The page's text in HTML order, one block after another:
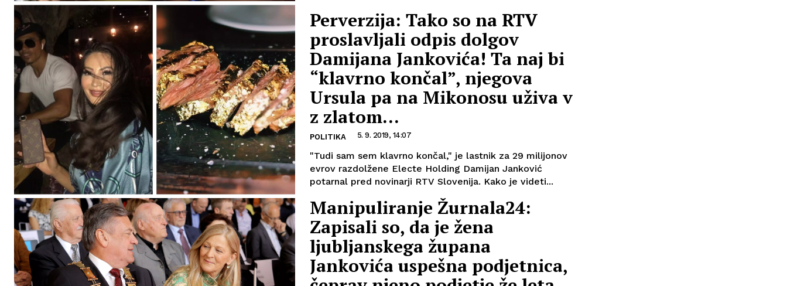
Perverzija: Tako so na RTV
proslavljali odpis dolgov
Damijana Jankovića! Ta naj bi
“klavrno končal”, njegova
Ursula pa na Mikonosu uživa v
z zlatom...
POLITIKA 5. 9. 2019, 14:07
"Tudi sam sem klavrno končal," je lastnik za 29 milijonov
evrov razdolžene Electe Holding Damijan Janković
potarnal pred novinarji RTV Slovenija. Kako je videti...
Manipuliranje Žurnala24:
Zapisali so, da je žena
ljubljanskega župana
Jankovića uspešna podjetnica,